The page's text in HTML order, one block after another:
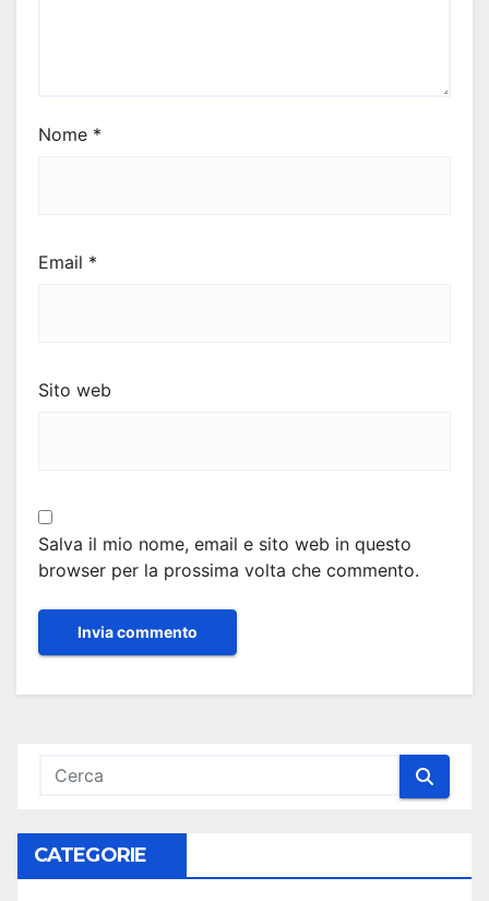
Nome *
Email *
Sito web
Salva il mio nome, email e sito web in questo
browser per la prossima volta che commento.
CATEGORIE